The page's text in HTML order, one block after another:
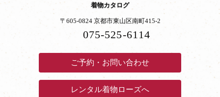
着物カタログ
〒605-0824 京都市東山区南町415-2
075-525-6114
ご予約・お問い合わせ
レンタル着物ローズへ